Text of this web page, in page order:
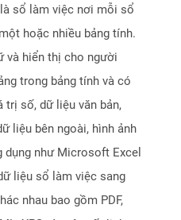
sổ làm việc nơi mỗi sổ
hoặc nhiều bảng tính.
và hiển thị cho người
trong bảng tính và có
trị số, dữ liệu văn bản,
liệu bên ngoài, hình ảnh
dụng như Microsoft Excel
liệu sổ làm việc sang
nhau bao gồm PDF,